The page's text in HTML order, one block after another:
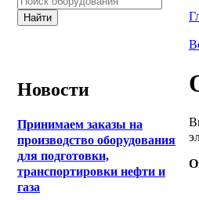
Новости
Принимаем заказы на
производство оборудования
для подготовки,
транспортировки нефти и
газа